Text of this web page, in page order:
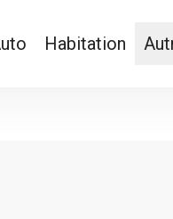
Habitation